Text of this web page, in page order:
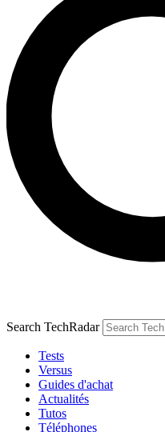
Search TechRadar
Tests
Versus
Guides d'achat
Actualités
Tutos
Téléphones